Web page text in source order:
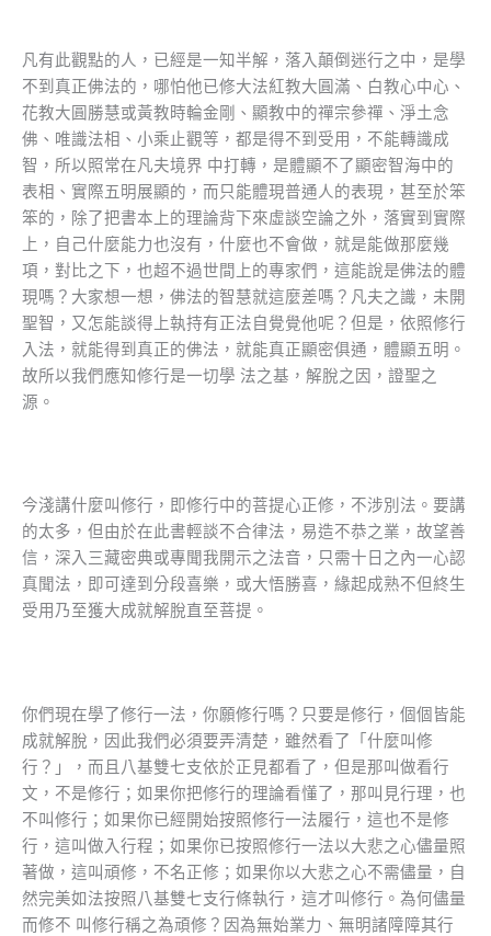
凡有此觀點的人，已經是一知半解，落入顛倒迷行之中，是學
不到真正佛法的，哪怕他已修大法紅教大圓滿、白教心中心、
花教大圓勝慧或黃教時輪金剛、顯教中的禪宗參禪、淨土念
佛、唯識法相、小乘止觀等，都是得不到受用，不能轉識成
智，所以照常在凡夫境界 中打轉，是體顯不了顯密智海中的
表相、實際五明展顯的，而只能體現普通人的表現，甚至於笨
笨的，除了把書本上的理論背下來虛談空論之外，落實到實際
上，自己什麼能力也沒有，什麼也不會做，就是能做那麼幾
項，對比之下，也超不過世間上的專家們，這能說是佛法的體
現嗎？大家想一想，佛法的智慧就這麼差嗎？凡夫之識，未開
聖智，又怎能談得上執持有正法自覺覺他呢？但是，依照修行
入法，就能得到真正的佛法，就能真正顯密俱通，體顯五明。
故所以我們應知修行是一切學 法之基，解脫之因，證聖之
源。
今淺講什麼叫修行，即修行中的菩提心正修，不涉別法。要講
的太多，但由於在此書輕談不合律法，易造不恭之業，故望善
信，深入三藏密典或專聞我開示之法音，只需十日之內一心認
真聞法，即可達到分段喜樂，或大悟勝喜，緣起成熟不但終生
受用乃至獲大成就解脫直至菩提。
你們現在學了修行一法，你願修行嗎？只要是修行，個個皆能
成就解脫，因此我們必須要弄清楚，雖然看了「什麼叫修
行？」，而且八基雙七支依於正見都看了，但是那叫做看行
文，不是修行；如果你把修行的理論看懂了，那叫見行理，也
不叫修行；如果你已經開始按照修行一法履行，這也不是修
行，這叫做入行程；如果你已按照修行一法以大悲之心儘量照
著做，這叫頑修，不名正修；如果你以大悲之心不需儘量，自
然完美如法按照八基雙七支行條執行，這才叫修行。為何儘量
而修不 叫修行稱之為頑修？因為無始業力、無明諸障障其行